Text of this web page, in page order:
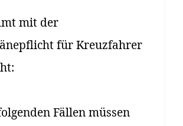
mit der
für Kreuzfahrer
Fällen müssen